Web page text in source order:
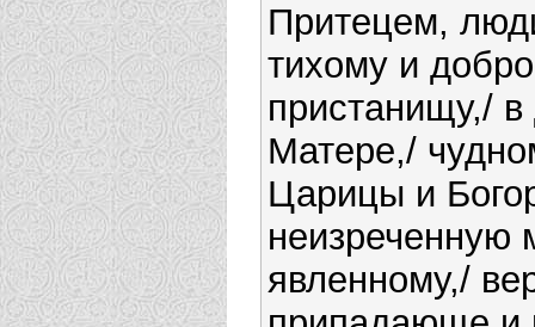
Притецем,
тихому и
пристанищу,/
Матере,/
Царицы и
неизреченную
явленному,/